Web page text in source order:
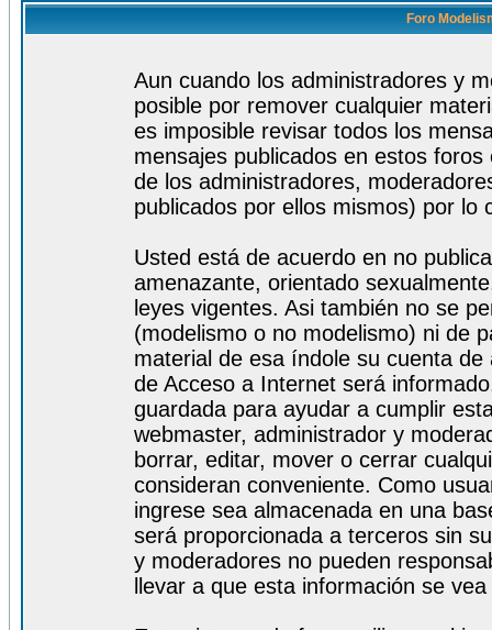
Foro
Aun cuando los administradores y
posible por remover cualquier
es imposible revisar todos los
mensajes publicados en estos
de los administradores,
publicados por ellos mismos) por lo
Usted está de acuerdo en no
amenazante, orientado
leyes vigentes. Asi también no se
(modelismo o no modelismo) ni de
material de esa índole su cuenta
de Acceso a Internet será
guardada para ayudar a cumplir
webmaster, administrador y
borrar, editar, mover o cerrar
consideran conveniente. Como
ingrese sea almacenada en una
será proporcionada a terceros sin
y moderadores no pueden
llevar a que esta información se